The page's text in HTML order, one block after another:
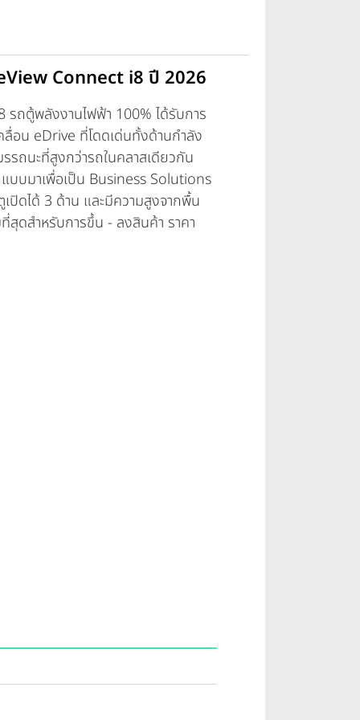
Connect i8 ปี 2026
รถตู้พลังงานไฟฟ้า 100% ได้รับการ
อน eDrive ที่โดดเด่นทั้งด้านกำลัง
รถนะที่สูงกว่ารถในคลาสเดียวกัน
บบมาเพื่อเป็น Business Solutions
ปิดได้ 3 ด้าน และมีความสูงจากพื้น
สุดสำหรับการขึ้น - ลงสินค้า ราคา